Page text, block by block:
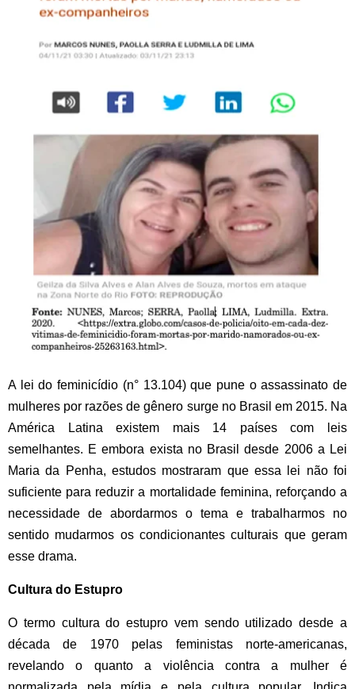
A lei do feminicídio (n° 13.104) que pune o assassinato de
mulheres por razões de gênero surge no Brasil em 2015. Na
América Latina existem mais 14 países com leis
semelhantes. E embora exista no Brasil desde 2006 a Lei
Maria da Penha, estudos mostraram que essa lei não foi
suficiente para reduzir a mortalidade feminina, reforçando a
necessidade de abordarmos o tema e trabalharmos no
sentido mudarmos os condicionantes culturais que geram
esse drama.
Cultura do Estupro
O termo cultura do estupro vem sendo utilizado desde a
década de 1970 pelas feministas norte-americanas,
revelando o quanto a violência contra a mulher é